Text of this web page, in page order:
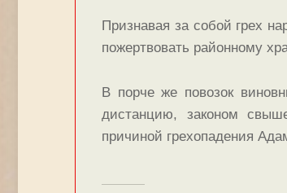
Признавая за собой грех
пожертвовать районному
В порче же повозок
дистанцию, законом
причиной грехопадения